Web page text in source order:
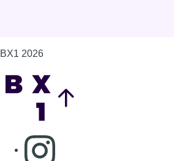
S'abonner à notre newsletter
Connaître BX1
Publicité